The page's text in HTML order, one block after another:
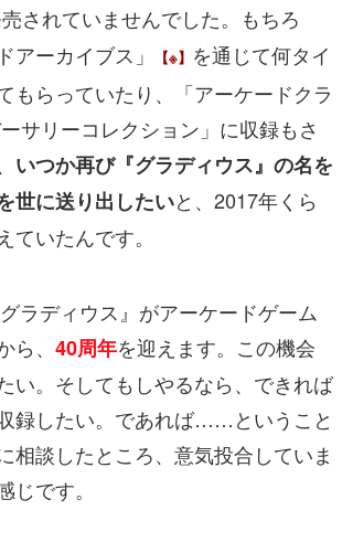
されていませんでした。もちろ
アーカイブス」
【※】 を通じて何タイ
もらっていたり、「アーケードクラ
サリーコレクション」に収録もさ
いつか再び『グラディウス』の名を
世に送り出したいと、2017年くら
ていたんです。
ラディウス』がアーケードゲーム
、 40周年を迎えます。この機会
い。そしてもしやるなら、できれば
録したい。であれば……ということ
相談したところ、意気投合していま
じです。